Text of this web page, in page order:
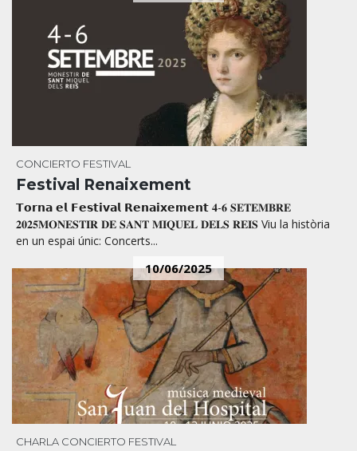
CONCIERTO FESTIVAL
Festival Renaixement
𝗧𝗼𝗿𝗻𝗮 𝗲𝗹 𝗙𝗲𝘀𝘁𝗶𝘃𝗮𝗹 𝗥𝗲𝗻𝗮𝗶𝘅𝗲𝗺𝗲𝗻𝘁 𝟒-𝟔 𝐒𝐄𝐓𝐄𝐌𝐁𝐑𝐄
𝟐𝟎𝟐𝟓𝐌𝐎𝐍𝐄𝐒𝐓𝐈𝐑 𝐃𝐄 𝐒𝐀𝐍𝐓 𝐌𝐈𝐐𝐔𝐄𝐋 𝐃𝐄𝐋𝐒 𝐑𝐄𝐈𝐒 Viu la història
en un espai únic: Concerts...
10/06/2025
CHARLA CONCIERTO FESTIVAL